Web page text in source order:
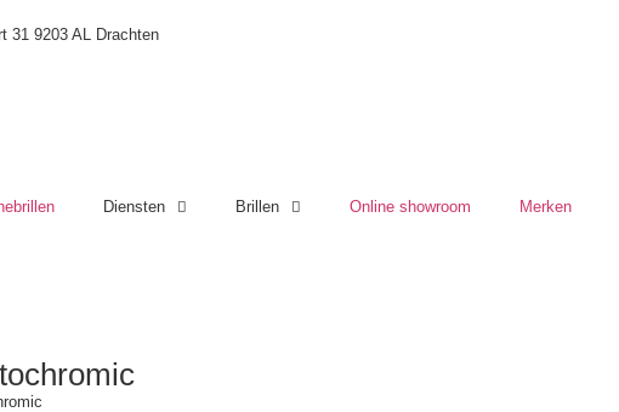
31 9203 AL Drachten
Diensten Brillen Online showroom Merken